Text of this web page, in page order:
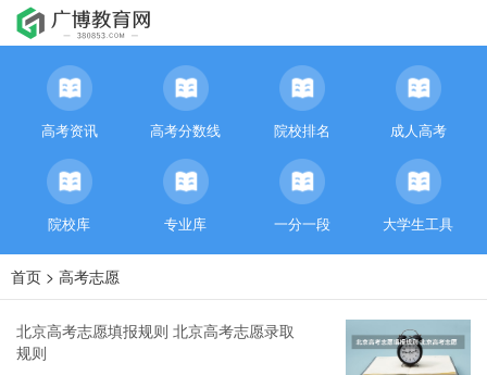
高考资讯 高考分数线 院校排名 成人高考
院校库 专业库 一分一段 大学生工具
首页 > 高考志愿
北京高考志愿填报规则 北京高考志愿录取
规则